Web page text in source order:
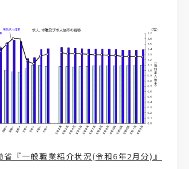
省『一般職業紹介状況(令和6年2月分)』